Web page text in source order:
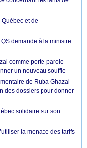
Québec et de
demande à la ministre
comme porte-parole –
un nouveau souffle
de Ruba Ghazal
des dossiers pour donner
solidaire sur son
la menace des tarifs